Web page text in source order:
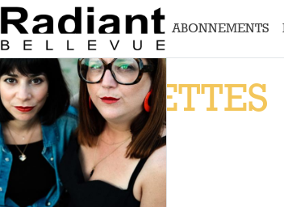
Aller au contenu principal
Menu
principal
ABONNEMENTS
COQUETTES
2027
BELLEVUE